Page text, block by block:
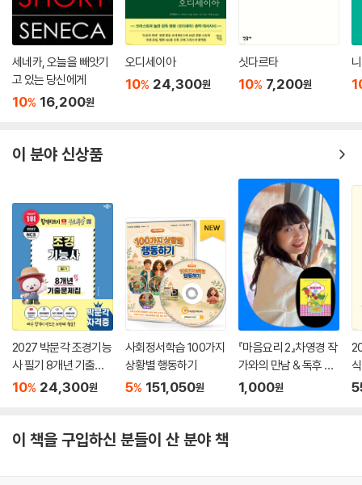
위기 후 아시아 각국은 거의 예외 없이 경상수지를 흑자 상태로 유지할 수
있게 되었다. 그것이 그 후 여러 중남미 국가 등과 달리 미국발 글로벌 금융
위기에 직면해서도 큰 충격을 받지 않는 요인이 되었다.
--- p.264
패권국으로서의 미국은 장기적으로 그 힘을 잃어가고 있다. 다만 그러한
되어있다. 최근의 유럽 · 일본경제가 상대적으로 정체하는 것을 고려하면
패권국으로서의 미국의 지위 저하 속도는 중국의 추격 여부에 달려있다고
--- p.286
일본 정부는 문재인 정권이 북한의 비핵화보다 남북관계 개선에 중점을 두
고 있는 것이 아닌가 하는 의문을 안게 되었다. 반대로 한국은 북미관계의
진전에 미국이 제동을 건 배후에는 아베 정권의 영향력이 있었던 것은 아
닐까 하는 의심을 했다. 이렇게 대북정책을 둘러싸고 마치 한국과 일본이
역방향의 정책을 선호하고 있는 것은 아닌가 하며 서로를 경계하기 시작한
--- p.250~251
2020년 3월 이후 신형 코로나바이러스의 세계적인 확산으로 세계경제의
최대의 경기후퇴 국면에 진입했다.
세네카, 오늘을 빼앗기
고 있는 당신에게
10% 16,200원
오디세이아
10% 24,300원
싯다르타
10% 7,200원
이 분야 신상품
2027 박문각 조경기능
사 필기 8개년 기출문
제집
10% 24,300원
사회정서학습 100가지
상황별 행동하기
5% 151,050원
『마음요리 2』차영경 작
가와의 만남 & 독후 활
동
1,000원
이 책을 구입하신 분들이 산 분야 책